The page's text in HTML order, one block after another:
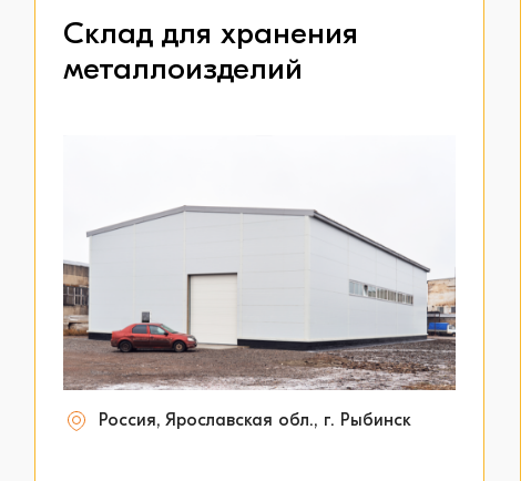
Склад для хранения
металлоизделий
Россия, Ярославская обл., г. Рыбинск